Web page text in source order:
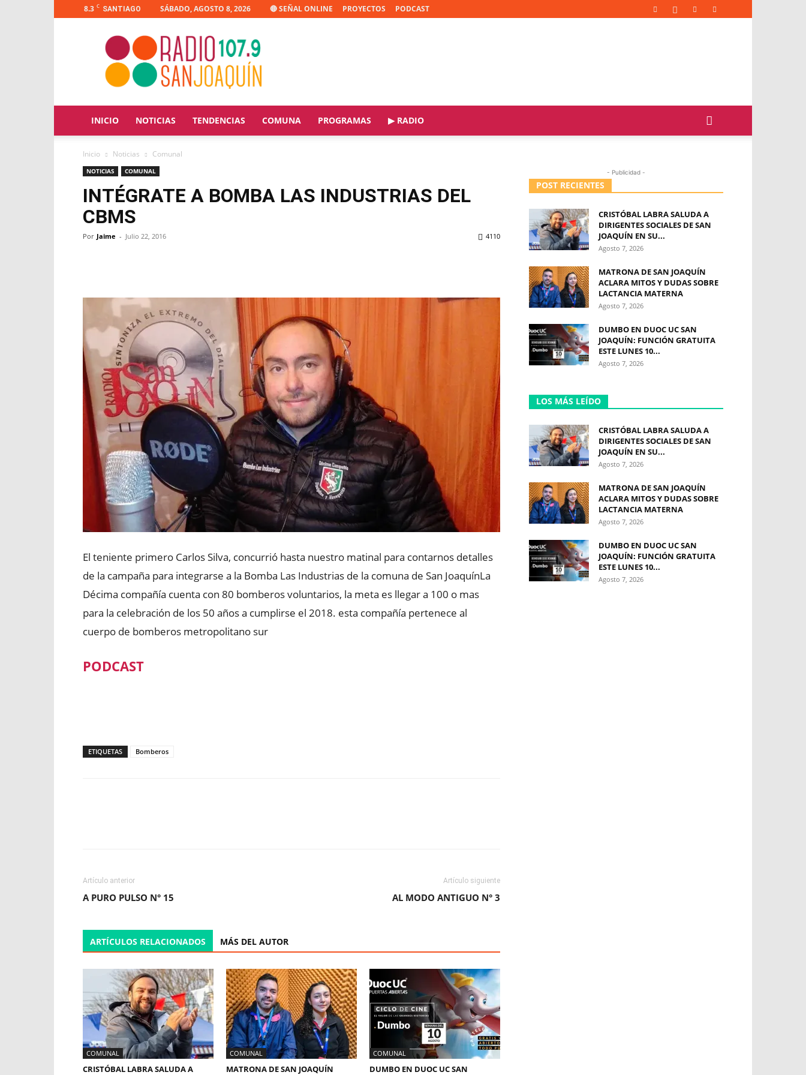
8.3 C SANTIAGO SÁBADO, AGOSTO 8, 2026 🔴 SEÑAL ONLINE PROYECTOS PODCAST
Radio
Joaquín
INICIO NOTICIAS TENDENCIAS COMUNA PROGRAMAS ▶ RADIO
Inicio Noticias Comunal
NOTICIAS COMUNAL
INTÉGRATE A BOMBA LAS INDUSTRIAS DEL
CBMS
Por Jaime - Julio 22, 2016 4110
El teniente primero Carlos Silva, concurrió hasta nuestro matinal para contarnos detalles
de la campaña para integrarse a la Bomba Las Industrias de la comuna de San JoaquínLa
Décima compañía cuenta con 80 bomberos voluntarios, la meta es llegar a 100 o mas
para la celebración de los 50 años a cumplirse el 2018. esta compañía pertenece al
cuerpo de bomberos metropolitano sur
PODCAST
ETIQUETAS Bomberos
Artículo anterior
A PURO PULSO N° 15
Artículo siguiente
AL MODO ANTIGUO N° 3
ARTÍCULOS RELACIONADOS MÁS DEL AUTOR
COMUNAL
CRISTÓBAL LABRA SALUDA A
COMUNAL
MATRONA DE SAN JOAQUÍN
COMUNAL
DUMBO EN DUOC UC SAN
- Publicidad -
POST RECIENTES
CRISTÓBAL LABRA SALUDA A
DIRIGENTES SOCIALES DE SAN
JOAQUÍN EN SU...
Agosto 7, 2026
MATRONA DE SAN JOAQUÍN
ACLARA MITOS Y DUDAS SOBRE
LACTANCIA MATERNA
Agosto 7, 2026
DUMBO EN DUOC UC SAN
JOAQUÍN: FUNCIÓN GRATUITA
ESTE LUNES 10...
Agosto 7, 2026
LOS MÁS LEÍDO
CRISTÓBAL LABRA SALUDA A
DIRIGENTES SOCIALES DE SAN
JOAQUÍN EN SU...
Agosto 7, 2026
MATRONA DE SAN JOAQUÍN
ACLARA MITOS Y DUDAS SOBRE
LACTANCIA MATERNA
Agosto 7, 2026
DUMBO EN DUOC UC SAN
JOAQUÍN: FUNCIÓN GRATUITA
ESTE LUNES 10...
Agosto 7, 2026